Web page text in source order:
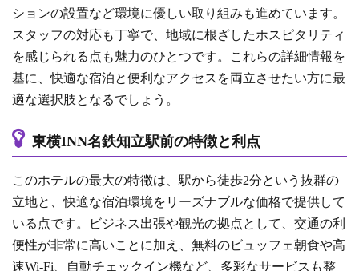
ションの設置など環境に優しい取り組みも進めています。
スタッフの対応も丁寧で、地域に根ざしたホスピタリティ
を感じられる点も魅力のひとつです。これらの詳細情報を
基に、快適な宿泊と便利なアクセスを両立させたい方に最
適な選択肢となるでしょう。
東横INN名鉄知立駅前の特徴と利点
このホテルの最大の特徴は、駅から徒歩2分という抜群の
立地と、快適な宿泊環境をリーズナブルな価格で提供して
いる点です。ビジネス出張や観光の拠点として、交通の利
便性が非常に高いことに加え、無料のビュッフェ朝食や高
速Wi-Fi、自動チェックイン機など、多彩なサービスも整